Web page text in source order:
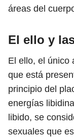
áreas del
El ello y
El ello, el único
que está
principio del
energías
libido, se
sexuales que